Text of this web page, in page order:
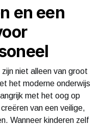
en een
niet alleen van groot
het moderne onderwijs
met het oog op
van een veilige,
Wanneer kinderen zelf